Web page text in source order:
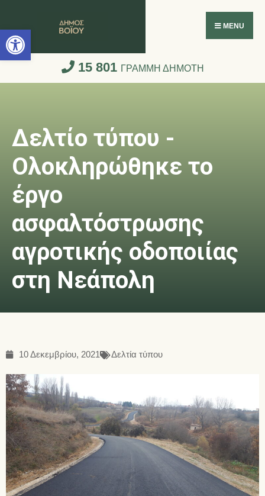
Ανοίξτε τη γραμμή εργαλείων
MENU
15 801 ΓΡΑΜΜΗ ΔΗΜΟΤΗ
Δελτίο τύπου -
Ολοκληρώθηκε το
έργο
ασφαλτόστρωσης
αγροτικής οδοποιίας
στη Νεάπολη
10 Δεκεμβρίου, 2021 Δελτία τύπου